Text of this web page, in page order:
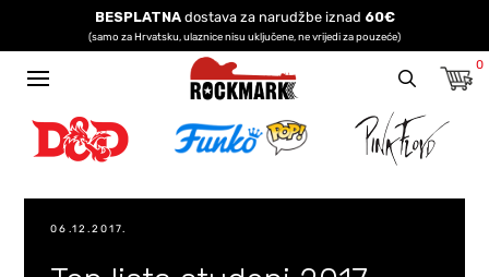
BESPLATNAdostava za narudžbe iznad 60€
(samo za Hrvatsku, ulaznice nisu uključene, ne vrijedi za pouzeće)
0
06.12.2017.